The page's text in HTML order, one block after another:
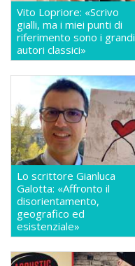
Vito Lopriore: «Scrivo
gialli, ma i miei punti di
riferimento sono i grandi
autori classici»
Lo scrittore Gianluca
Galotta: «Affronto il
disorientamento,
geografico ed
esistenziale»